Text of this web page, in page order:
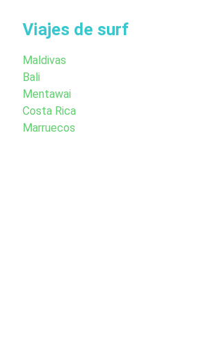
Viajes de surf
Maldivas
Bali
Mentawai
Costa Rica
Marruecos